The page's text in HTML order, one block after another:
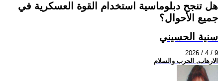
هل تنجح دبلوماسية استخدام القوة العسكرية في
جميع الأحوال؟
سنية الحسيني
2026 / 4 / 9
الارهاب, الحرب والسلام